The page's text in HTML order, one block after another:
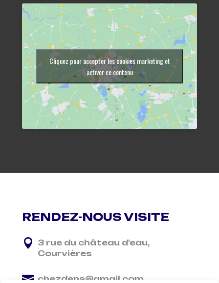
Cliquez pour accepter les cookies marketing et
activer ce contenu
RENDEZ-NOUS VISITE
 3 rue du château d'eau,
Courvières
 chezdens@gmail.com